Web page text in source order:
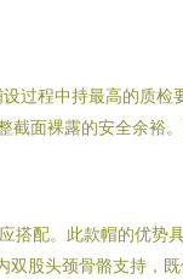
过程中持最高的质
面裸露的安全余裕
配。此款帽的优势
股头颈骨骼支持，